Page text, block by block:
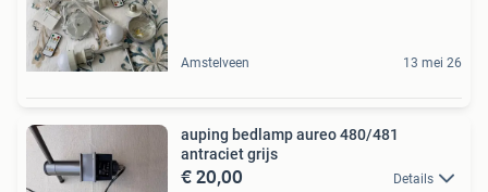
Amstelveen 13 mei 26
auping bedlamp aureo 480/481
antraciet grijs
€ 20,00 Details